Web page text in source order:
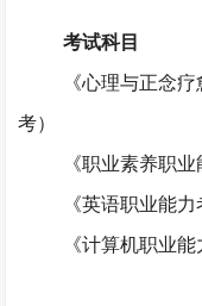
考试科目
《心理与正念
考）
《职业素养职
《英语职业能
《计算机职业